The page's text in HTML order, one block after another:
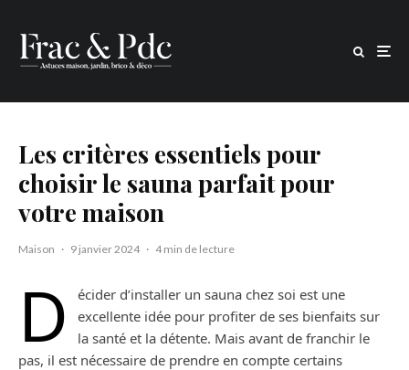
Les critères essentiels pour
choisir le sauna parfait pour
votre maison
Maison · 9 janvier 2024 · 4 min de lecture
D
écider d’installer un sauna chez soi est une
excellente idée pour profiter de ses bienfaits sur
la santé et la détente. Mais avant de franchir le
pas, il est nécessaire de prendre en compte certains